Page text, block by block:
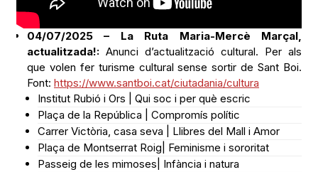
04/07/2025 – La Ruta Maria-Mercè Marçal,
actualitzada!: Anunci d’actualització cultural. Per als
que volen fer turisme cultural sense sortir de Sant Boi.
Font: https://www.santboi.cat/ciutadania/cultura
Institut Rubió i Ors | Qui soc i per què escric
Plaça de la República | Compromís polític
Carrer Victòria, casa seva | Llibres del Mall i Amor
Plaça de Montserrat Roig| Feminisme i sororitat
Passeig de les mimoses| Infància i natura